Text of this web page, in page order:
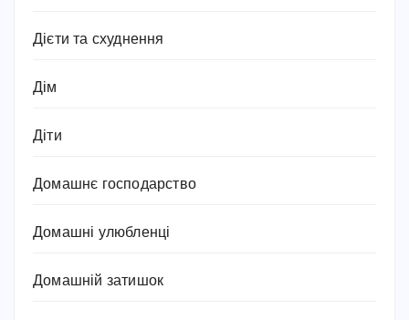
Дієти та схуднення
Дім
Діти
Домашнє господарство
Домашні улюбленці
Домашній затишок